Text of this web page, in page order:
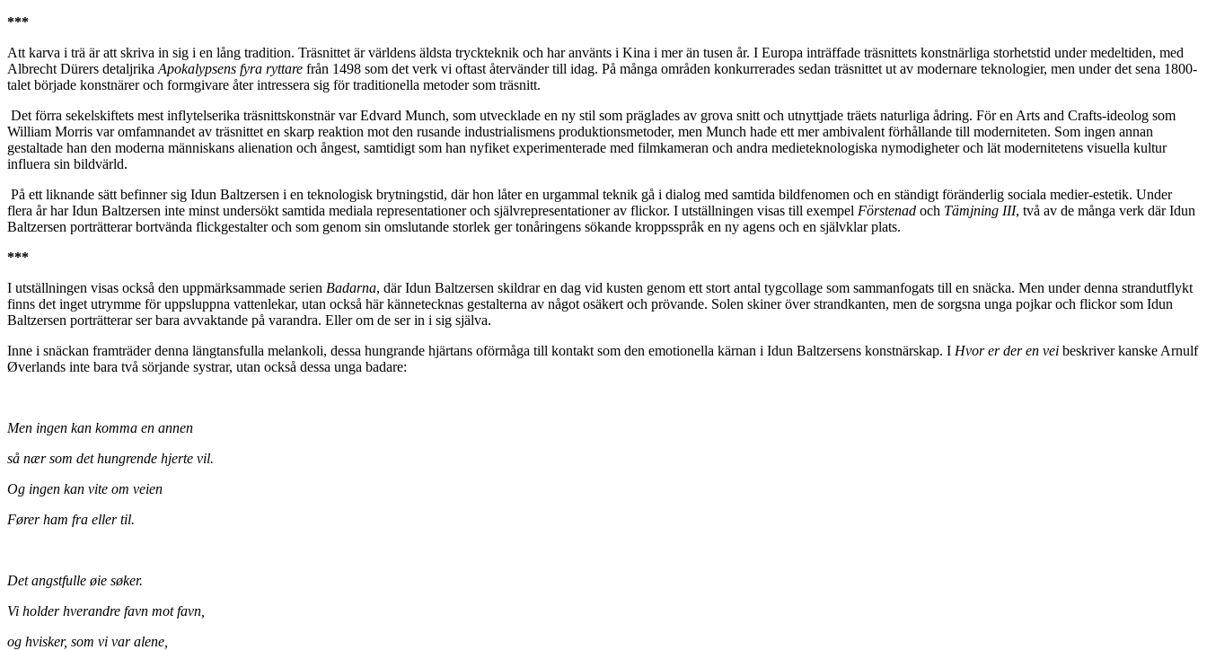
***
Att karva i trä är att skriva in sig i en lång tradition. Träsnittet är världens äldsta tryckteknik och har använts i Kina i mer än tusen år. I Europa inträffade träsnittets konstnärliga storhetstid under medeltiden, med
Albrecht Dürers detaljrika Apokalypsens fyra ryttare från 1498 som det verk vi oftast återvänder till idag. På många områden konkurrerades sedan träsnittet ut av modernare teknologier, men under det sena 1800-
talet började konstnärer och formgivare åter intressera sig för traditionella metoder som träsnitt.
Det förra sekelskiftets mest inflytelserika träsnittskonstnär var Edvard Munch, som utvecklade en ny stil som präglades av grova snitt och utnyttjade träets naturliga ådring. För en Arts and Crafts-ideolog som
William Morris var omfamnandet av träsnittet en skarp reaktion mot den rusande industrialismens produktionsmetoder, men Munch hade ett mer ambivalent förhållande till moderniteten. Som ingen annan
gestaltade han den moderna människans alienation och ångest, samtidigt som han nyfiket experimenterade med filmkameran och andra medieteknologiska nymodigheter och lät modernitetens visuella kultur
influera sin bildvärld.
På ett liknande sätt befinner sig Idun Baltzersen i en teknologisk brytningstid, där hon låter en urgammal teknik gå i dialog med samtida bildfenomen och en ständigt föränderlig sociala medier-estetik. Under
flera år har Idun Baltzersen inte minst undersökt samtida mediala representationer och självrepresentationer av flickor. I utställningen visas till exempel Förstenad och Tämjning III, två av de många verk där Idun
Baltzersen porträtterar bortvända flickgestalter och som genom sin omslutande storlek ger tonåringens sökande kroppsspråk en ny agens och en självklar plats.
***
I utställningen visas också den uppmärksammade serien Badarna, där Idun Baltzersen skildrar en dag vid kusten genom ett stort antal tygcollage som sammanfogats till en snäcka. Men under denna strandutflykt
finns det inget utrymme för uppsluppna vattenlekar, utan också här kännetecknas gestalterna av något osäkert och prövande. Solen skiner över strandkanten, men de sorgsna unga pojkar och flickor som Idun
Baltzersen porträtterar ser bara avvaktande på varandra. Eller om de ser in i sig själva.
Inne i snäckan framträder denna längtansfulla melankoli, dessa hungrande hjärtans oförmåga till kontakt som den emotionella kärnan i Idun Baltzersens konstnärskap. I Hvor er der en vei beskriver kanske Arnulf
Øverlands inte bara två sörjande systrar, utan också dessa unga badare:
Men ingen kan komma en annen
så nær som det hungrende hjerte vil.
Og ingen kan vite om veien
Fører ham fra eller til.
Det angstfulle øie søker.
Vi holder hverandre favn mot favn,
og hvisker, som vi var alene,